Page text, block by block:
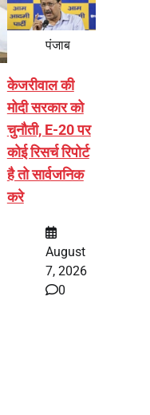
पंजाब
केजरीवाल की
मोदी सरकार को
चुनौती, E-20 पर
कोई रिसर्च रिपोर्ट
है तो सार्वजनिक
करे
August
7, 2026
0